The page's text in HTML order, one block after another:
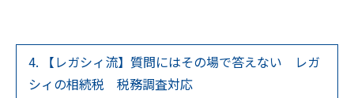
4. 【レガシィ流】質問にはその場で答えない レガ
シィの相続税 税務調査対応